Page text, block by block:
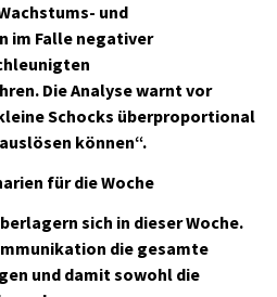
und
im Falle negativer
Die Analyse warnt vor
Schocks überproportional
können“.
für die Woche
sich in dieser Woche.
die gesamte
und damit sowohl die